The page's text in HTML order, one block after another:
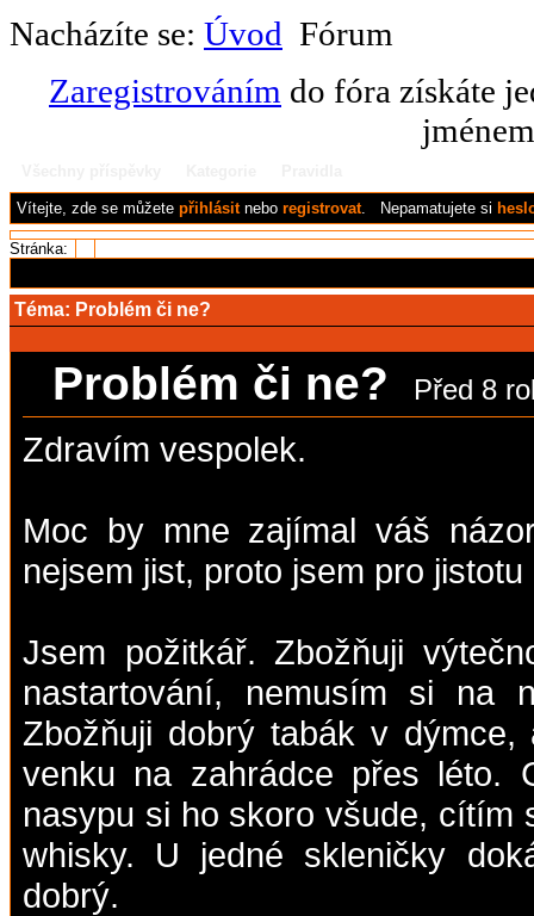
Nacházíte se: Úvod Fórum
Zaregistrováním do fóra získáte
Vítejte, zde se můžete přihlásitnebo registrovat. Nepamatujete si
Stránka:
Téma: Problém či ne?
Problém či ne? Před 8
Zdravím vespolek.
Moc by mne zajímal váš
nejsem jist, proto jsem pro
Jsem požitkář. Zbožňuji
nastartování, nemusím si na
Zbožňuji dobrý tabák v
venku na zahrádce přes léto.
nasypu si ho skoro všude, cítím
whisky. U jedné skleničky
dobrý.